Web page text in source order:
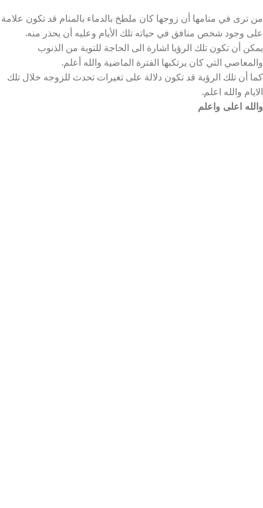
من ترى في منامها أن زوجها كان ملطخ بالدماء بالمنام قد تكون علامة
على وجود شخص منافق في حياته تلك الأيام وعليه أن يحذر منه.
يمكن أن تكون تلك الرؤيا اشارة الى الحاجة للتوبة من الذنوب
والمعاصي التي كان يرتكبها الفترة الماضية والله أعلم.
كما أن تلك الرؤية قد تكون دلالة على تغيرات تحدث للزوجه خلال تلك
الايام والله اعلم.
والله اعلى واعلم